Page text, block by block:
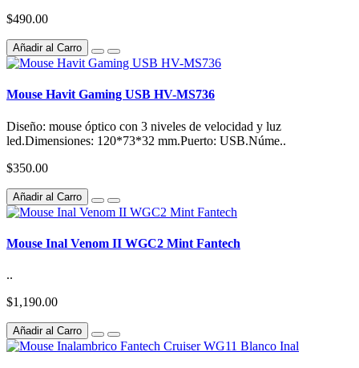
$490.00
Añadir al Carro
Mouse Havit Gaming USB HV-MS736
Diseño: mouse óptico con 3 niveles de velocidad y luz
led.Dimensiones: 120*73*32 mm.Puerto: USB.Núme..
$350.00
Añadir al Carro
Mouse Inal Venom II WGC2 Mint Fantech
..
$1,190.00
Añadir al Carro